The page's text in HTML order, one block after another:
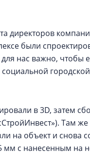
директоров
были
нас важно, чтобы
городской
в 3D, затем
Там же
на объект и снова
мм с нанесенным на